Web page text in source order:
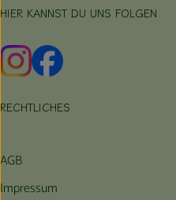
HIER KANNST DU UNS FOLGEN
Externer Link zu https://
Externer Link zu
RECHTLICHES
AGB
Impressum